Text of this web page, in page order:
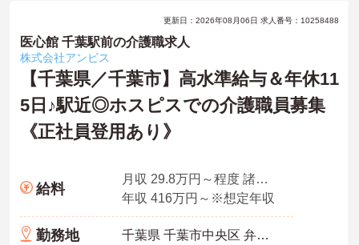
更新日：2026年08月06日 求人番号：10258488
医心館 千葉駅前の介護職求人
株式会社アンビス
【千葉県／千葉市】高水準給与＆年休11
5日♪駅近◎ホスピスでの介護職員募集
《正社員登用あり》
給料
月収 29.8万円～程度 諸手当込・夜勤4回想定
年収 416万円～※想定年収
勤務地 千葉県 千葉市中央区 弁天2-2-3